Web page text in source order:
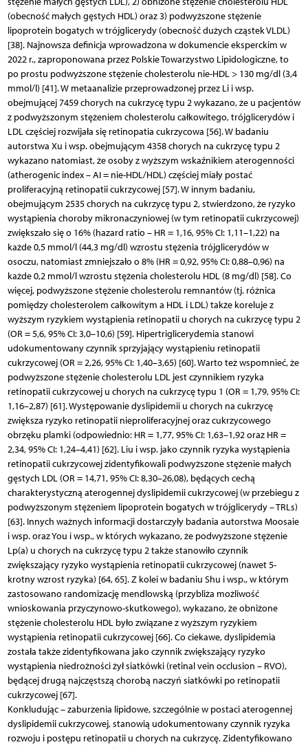
(obecność małych gęstych HDL) oraz 3) podwyższone stężenie
lipoprotein bogatych w trójglicerydy (obecność dużych cząstek VLDL)
[38]. Najnowsza definicja wprowadzona w dokumencie eksperckim w
2022 r., zaproponowana przez Polskie Towarzystwo Lipidologiczne, to
po prostu podwyższone stężenie cholesterolu nie-HDL > 130 mg/dl (3,4
mmol/l) [41]. W metaanalizie przeprowadzonej przez Li i wsp.
obejmującej 7459 chorych na cukrzycę typu 2 wykazano, że u pacjentów
z podwyższonym stężeniem cholesterolu całkowitego, trójglicerydów i
LDL częściej rozwijała się retinopatia cukrzycowa [56]. W badaniu
autorstwa Xu i wsp. obejmującym 4358 chorych na cukrzycę typu 2
wykazano natomiast, że osoby z wyższym wskaźnikiem aterogenności
(atherogenic index – AI = nie-HDL/HDL) częściej miały postać
proliferacyjną retinopatii cukrzycowej [57]. W innym badaniu,
obejmującym 2535 chorych na cukrzycę typu 2, stwierdzono, że ryzyko
wystąpienia choroby mikronaczyniowej (w tym retinopatii cukrzycowej)
zwiększało się o 16% (hazard ratio – HR = 1,16, 95% CI: 1,11–1,22) na
każde 0,5 mmol/l (44,3 mg/dl) wzrostu stężenia trójglicerydów w
osoczu, natomiast zmniejszało o 8% (HR = 0,92, 95% CI: 0,88–0,96) na
każde 0,2 mmol/l wzrostu stężenia cholesterolu HDL (8 mg/dl) [58]. Co
więcej, podwyższone stężenie cholesterolu remnantów (tj. różnica
pomiędzy cholesterolem całkowitym a HDL i LDL) także koreluje z
wyższym ryzykiem wystąpienia retinopatii u chorych na cukrzycę typu 2
(OR = 5,6, 95% CI: 3,0–10,6) [59]. Hipertriglicerydemia stanowi
udokumentowany czynnik sprzyjający wystąpieniu retinopatii
cukrzycowej (OR = 2,26, 95% CI: 1,40–3,65) [60]. Warto też wspomnieć, że
podwyższone stężenie cholesterolu LDL jest czynnikiem ryzyka
retinopatii cukrzycowej u chorych na cukrzycę typu 1 (OR = 1,79, 95% CI:
1,16–2,87) [61]. Występowanie dyslipidemii u chorych na cukrzycę
zwiększa ryzyko retinopatii nieproliferacyjnej oraz cukrzycowego
obrzęku plamki (odpowiednio: HR = 1,77, 95% CI: 1,63–1,92 oraz HR =
2,34, 95% CI: 1,24–4,41) [62]. Liu i wsp. jako czynnik ryzyka wystąpienia
retinopatii cukrzycowej zidentyfikowali podwyższone stężenie małych
gęstych LDL (OR = 14,71, 95% CI: 8,30–26,08), będących cechą
charakterystyczną aterogennej dyslipidemii cukrzycowej (w przebiegu z
podwyższonym stężeniem lipoprotein bogatych w trójglicerydy – TRLs)
[63]. Innych ważnych informacji dostarczyły badania autorstwa Moosaie
i wsp. oraz You i wsp., w których wykazano, że podwyższone stężenie
Lp(a) u chorych na cukrzycę typu 2 także stanowiło czynnik
zwiększający ryzyko wystąpienia retinopatii cukrzycowej (nawet 5-
krotny wzrost ryzyka) [64, 65]. Z kolei w badaniu Shu i wsp., w którym
zastosowano randomizację mendlowską (przybliża możliwość
wnioskowania przyczynowo-skutkowego), wykazano, że obniżone
stężenie cholesterolu HDL było związane z wyższym ryzykiem
wystąpienia retinopatii cukrzycowej [66]. Co ciekawe, dyslipidemia
została także zidentyfikowana jako czynnik zwiększający ryzyko
wystąpienia niedrożności żył siatkówki (retinal vein occlusion – RVO),
będącej drugą najczęstszą chorobą naczyń siatkówki po retinopatii
cukrzycowej [67].
Konkludując – zaburzenia lipidowe, szczególnie w postaci aterogennej
dyslipidemii cukrzycowej, stanowią udokumentowany czynnik ryzyka
rozwoju i postępu retinopatii u chorych na cukrzycę. Zidentyfikowano